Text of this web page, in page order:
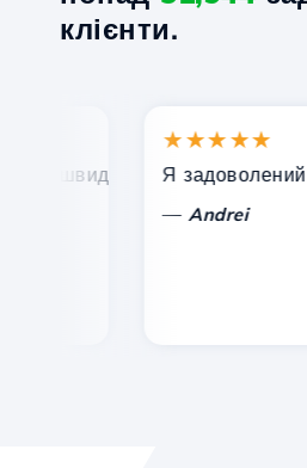
клієнти.
та ефективна технічна
★★★★★
Я задоволений
Andrei